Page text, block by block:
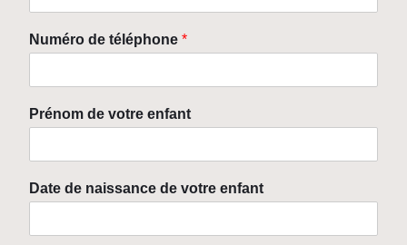
Numéro de téléphone *
Prénom de votre enfant
Date de naissance de votre enfant